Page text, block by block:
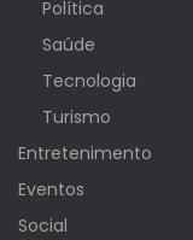
Política
Saúde
Tecnologia
Turismo
Entretenimento
Eventos
Social